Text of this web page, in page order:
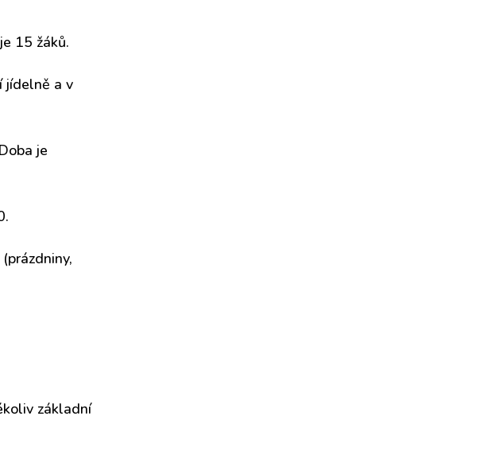
15 žáků.
jídelně a v
je
základní